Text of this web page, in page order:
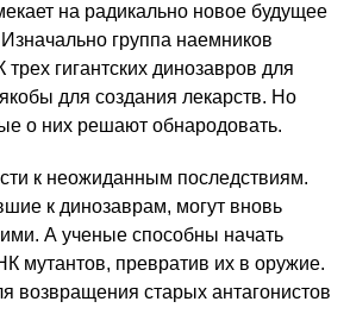
на радикально новое будущее
группа наемников
гигантских динозавров для
для создания лекарств. Но
о них решают обнародовать.
к неожиданным последствиям.
к динозаврам, могут вновь
А ученые способны начать
мутантов, превратив их в оружие.
возвращения старых антагонистов